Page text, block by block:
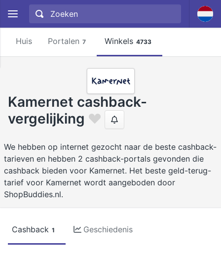
Huis Portalen 7 Winkels 4733
Kamernet cashback-
vergelijking
We hebben op internet gezocht naar de beste cashback-
tarieven en hebben 2 cashback-portals gevonden die
cashback bieden voor Kamernet. Het beste geld-terug-
tarief voor Kamernet wordt aangeboden door
ShopBuddies.nl.
Cashback 1 Geschiedenis